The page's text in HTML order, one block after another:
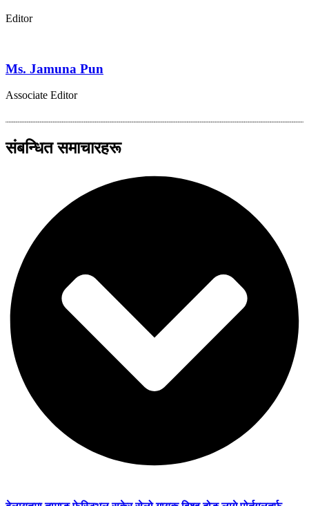
Editor
Ms. Jamuna Pun
Associate Editor
संबन्धित समाचारहरू